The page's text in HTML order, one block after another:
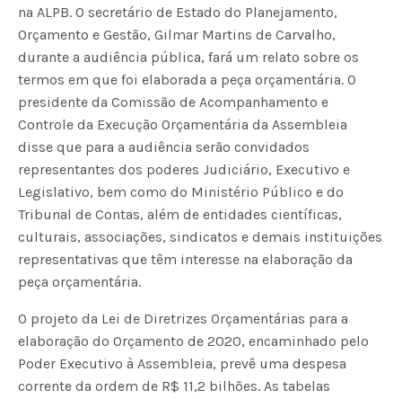
na ALPB. O secretário de Estado do Planejamento,
Orçamento e Gestão, Gilmar Martins de Carvalho,
durante a audiência pública, fará um relato sobre os
termos em que foi elaborada a peça orçamentária. O
presidente da Comissão de Acompanhamento e
Controle da Execução Orçamentária da Assembleia
disse que para a audiência serão convidados
representantes dos poderes Judiciário, Executivo e
Legislativo, bem como do Ministério Público e do
Tribunal de Contas, além de entidades científicas,
culturais, associações, sindicatos e demais instituições
representativas que têm interesse na elaboração da
peça orçamentária.
O projeto da Lei de Diretrizes Orçamentárias para a
elaboração do Orçamento de 2020, encaminhado pelo
Poder Executivo à Assembleia, prevê uma despesa
corrente da ordem de R$ 11,2 bilhões. As tabelas